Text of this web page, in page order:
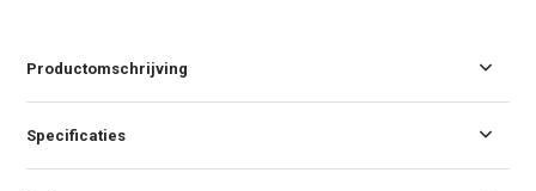
Productomschrijving
Specificaties